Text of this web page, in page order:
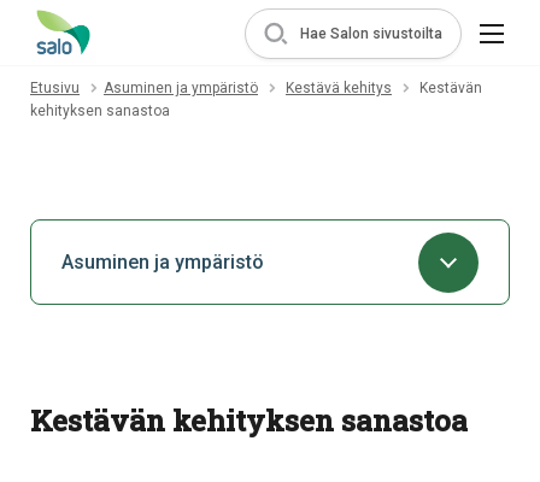
Hae Salon sivustoilta
Etusivu Asuminen ja ympäristö Kestävä kehitys
Kestävän
kehityksen sanastoa
Asuminen ja ympäristö
Kestävän kehityksen sanastoa